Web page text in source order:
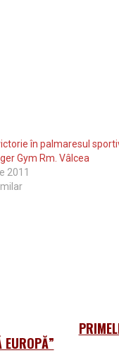
în palmaresul
Gym Rm. Vâlcea
2011